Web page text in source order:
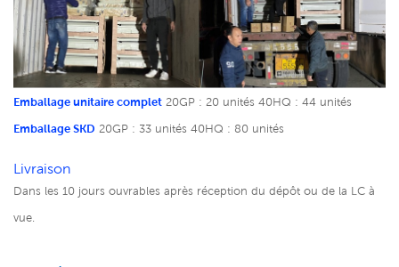
Emballage unitaire complet 20GP : 20 unités 40HQ : 44 unités
Emballage SKD 20GP : 33 unités 40HQ : 80 unités
Livraison
Dans les 10 jours ouvrables après réception du dépôt ou de la LC à
vue.